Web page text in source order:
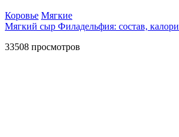
Коровье Мягкие
Мягкий сыр Филадельфия: состав,
33508 просмотров